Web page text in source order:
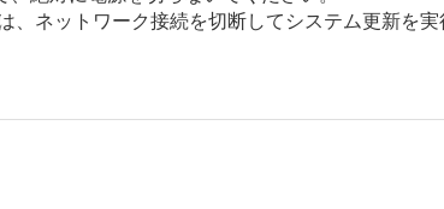
ネットワーク接続を切断してシステム更新を実